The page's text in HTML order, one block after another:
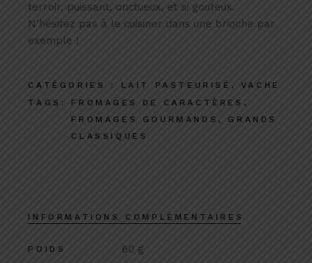
terroir, puissant, onctueux, et si gouteux.
N’hésitez pas à le cuisiner dans une brioche par
exemple !
CATÉGORIES : LAIT PASTEURISÉ , VACHE
TAGS:
FROMAGES DE CARACTÈRES ,
FROMAGES GOURMANDS , GRANDS
CLASSIQUES
INFORMATIONS COMPLÉMENTAIRES
POIDS 60 g